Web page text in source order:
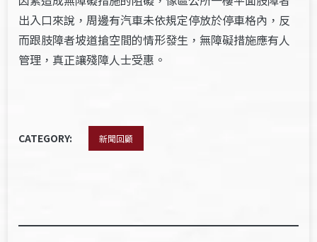
出入口來說，周邊有汽車未依規定停放於停車格內，反
而跟肢障者坡道搶空間的情形發生，無障礙措施應有人
管理，真正讓殘障人士受惠。
CATEGORY: 新聞回顧